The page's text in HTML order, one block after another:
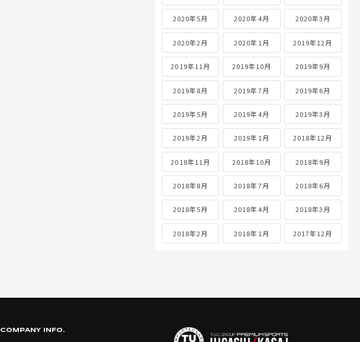
2020年5月 2020年4月 2020年3月
2020年2月 2020年1月 2019年12月
2019年11月 2019年10月 2019年9月
2019年8月 2019年7月 2019年6月
2019年5月 2019年4月 2019年3月
2019年2月 2019年1月 2018年12月
2018年11月 2018年10月 2018年9月
2018年8月 2018年7月 2018年6月
2018年5月 2018年4月 2018年3月
2018年2月 2018年1月 2017年12月
COMPANY INFO.